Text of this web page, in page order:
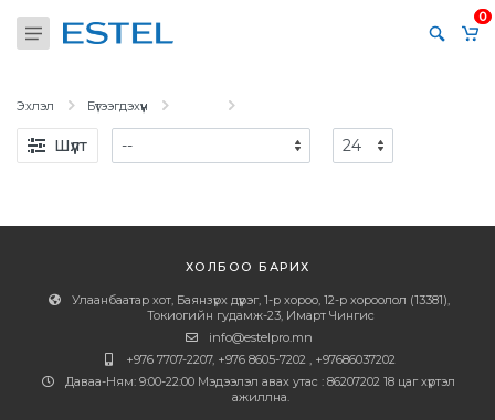
0
Эхлэл Бүтээгдэхүүн
Шүүлт
ХОЛБОО БАРИХ
Улаанбаатар хот, Баянзүрх дүүрэг, 1-р хороо, 12-р хороолол (13381),
Токиогийн гудамж-23, Имарт Чингис
info@estelpro.mn
+976 7707-2207, +976 8605-7202 , +97686037202
Даваа-Ням: 9:00-22:00 Мэдээлэл авах утас : 86207202 18 цаг хүртэл
ажиллна.